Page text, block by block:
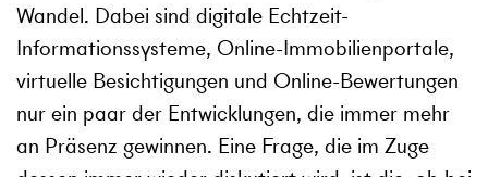
Wandel. Dabei sind digitale Echtzeit-
Informationssysteme, Online-Immobilienportale,
virtuelle Besichtigungen und Online-Bewertungen
nur ein paar der Entwicklungen, die immer mehr
an Präsenz gewinnen. Eine Frage, die im Zuge